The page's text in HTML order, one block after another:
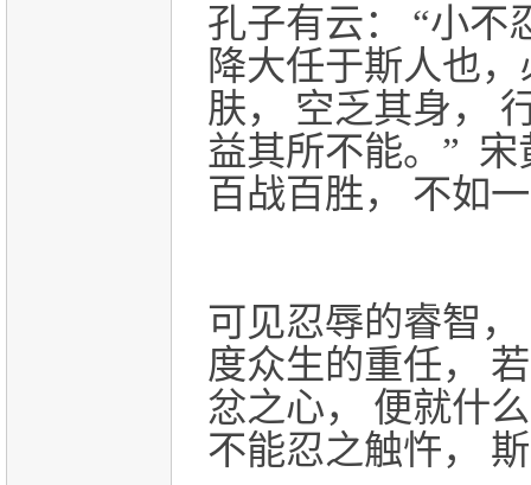
孔子有云： “小不
降大任于斯人也
肤， 空乏其身，
益其所不能。” 宋
百战百胜， 不如
可见忍辱的睿智
度众生的重任，
忿之心， 便就什
不能忍之触忤，